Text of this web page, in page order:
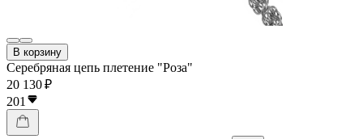
В корзину
Серебряная цепь плетение "Роза"
20 130 ₽
201